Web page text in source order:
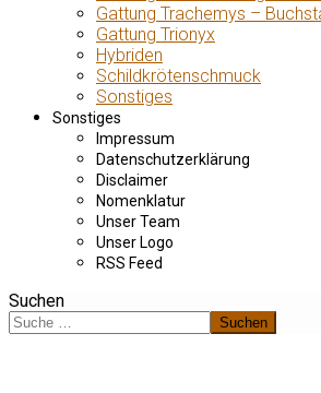
Gattung Trachemys –
Gattung Trionyx
Hybriden
Schildkrötenschmuck
Sonstiges
Sonstiges
Impressum
Datenschutzerklärung
Disclaimer
Nomenklatur
Unser Team
Unser Logo
RSS Feed
Suchen
Suchen